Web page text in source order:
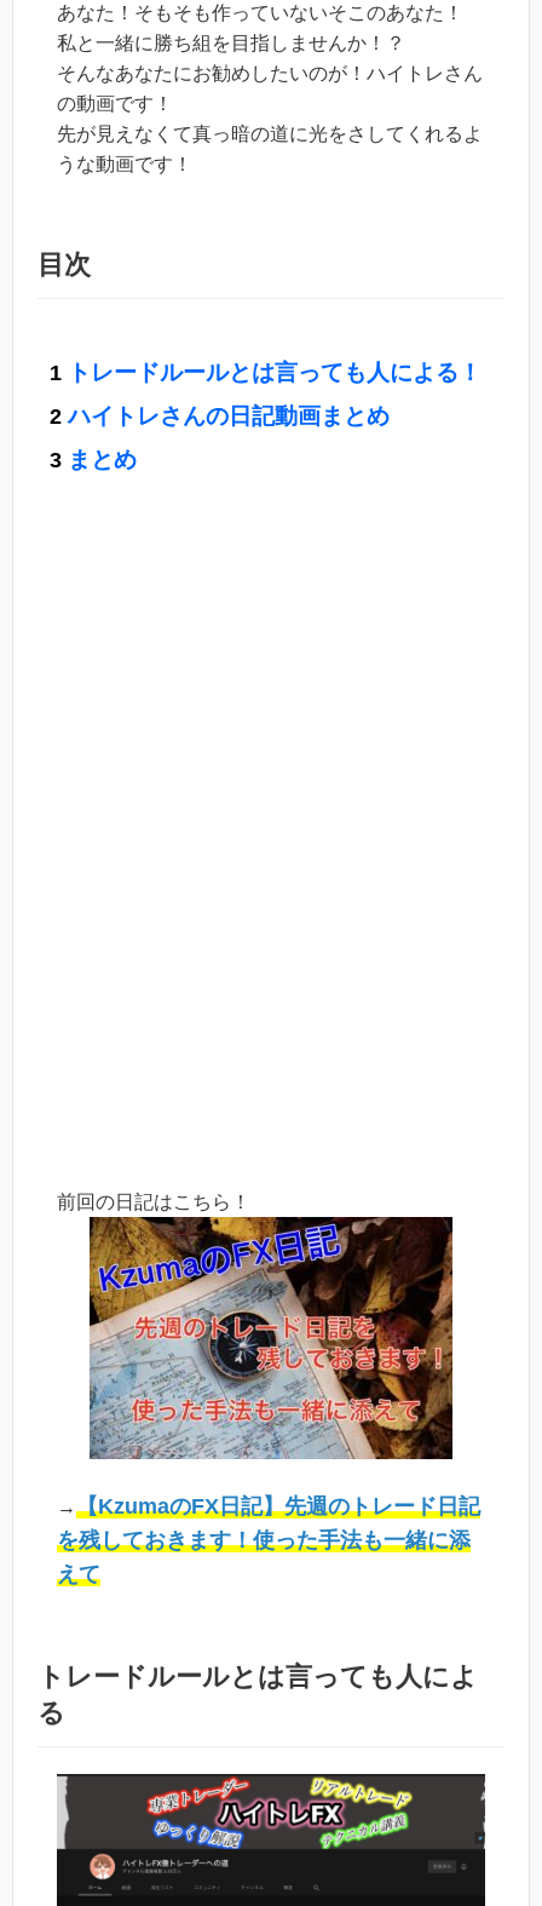
あなた！そもそも作っていないそこのあなた！
私と一緒に勝ち組を目指しませんか！？
そんなあなたにお勧めしたいのが！ハイトレさん
の動画です！
先が見えなくて真っ暗の道に光をさしてくれるよ
うな動画です！
目次
トレードルールとは言っても人による！
ハイトレさんの日記動画まとめ
まとめ
前回の日記はこちら！
→【KzumaのFX日記】先週のトレード日記
を残しておきます！使った手法も一緒に添
えて
トレードルールとは言っても人によ
る